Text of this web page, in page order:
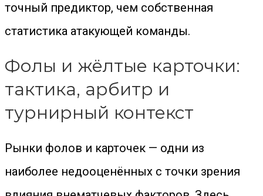
точный предиктор, чем собственная
статистика атакующей команды.
Фолы и жёлтые карточки:
тактика, арбитр и
турнирный контекст
Рынки фолов и карточек — одни из
наиболее недооценённых с точки зрения